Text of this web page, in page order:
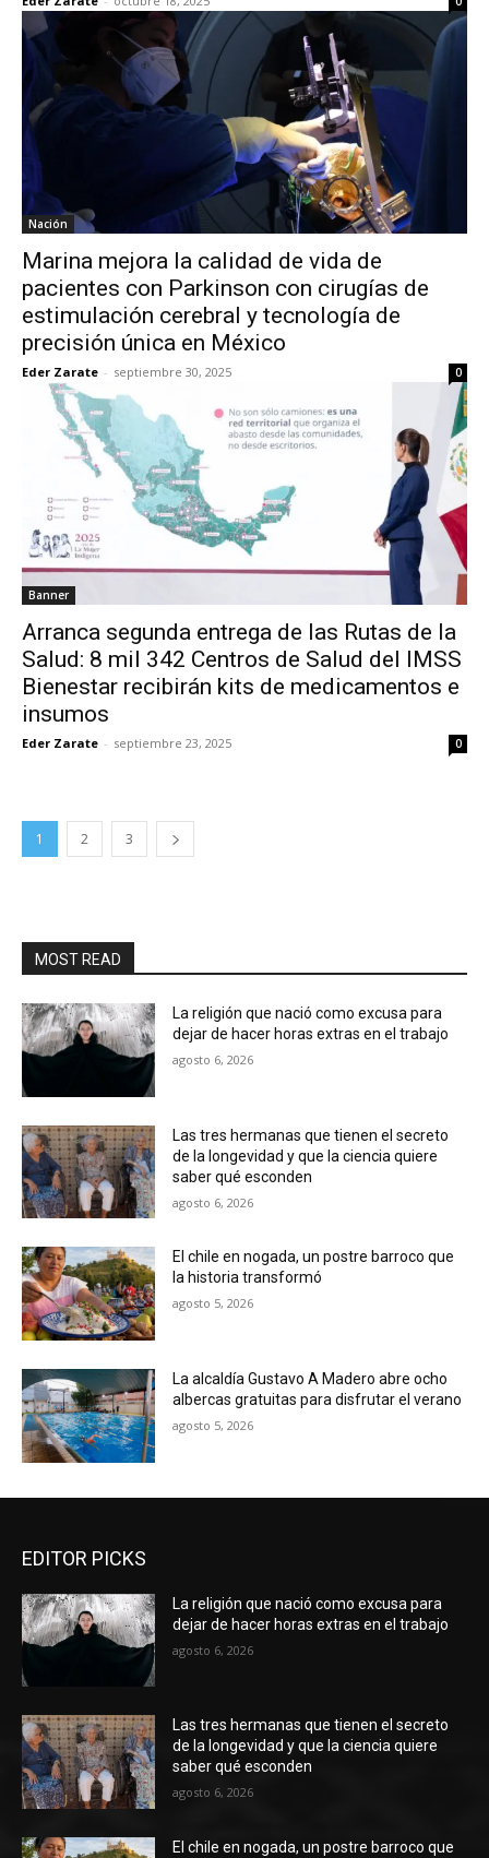
Nación
Marina mejora la calidad de vida de
pacientes con Parkinson con cirugías de
estimulación cerebral y tecnología de
precisión única en México
Eder Zarate - septiembre 30, 2025 0
Banner
Arranca segunda entrega de las Rutas de la
Salud: 8 mil 342 Centros de Salud del IMSS
Bienestar recibirán kits de medicamentos e
insumos
Eder Zarate - septiembre 23, 2025 0
1 2 3
MOST READ
La religión que nació como excusa para
dejar de hacer horas extras en el trabajo
agosto 6, 2026
Las tres hermanas que tienen el secreto
de la longevidad y que la ciencia quiere
saber qué esconden
agosto 6, 2026
El chile en nogada, un postre barroco que
la historia transformó
agosto 5, 2026
La alcaldía Gustavo A Madero abre ocho
albercas gratuitas para disfrutar el verano
agosto 5, 2026
EDITOR PICKS
La religión que nació como excusa para
dejar de hacer horas extras en el trabajo
agosto 6, 2026
Las tres hermanas que tienen el secreto
de la longevidad y que la ciencia quiere
saber qué esconden
agosto 6, 2026
El chile en nogada, un postre barroco que